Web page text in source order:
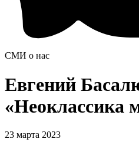
СМИ о нас
Евгений
«Неоклассика
23 марта 2023